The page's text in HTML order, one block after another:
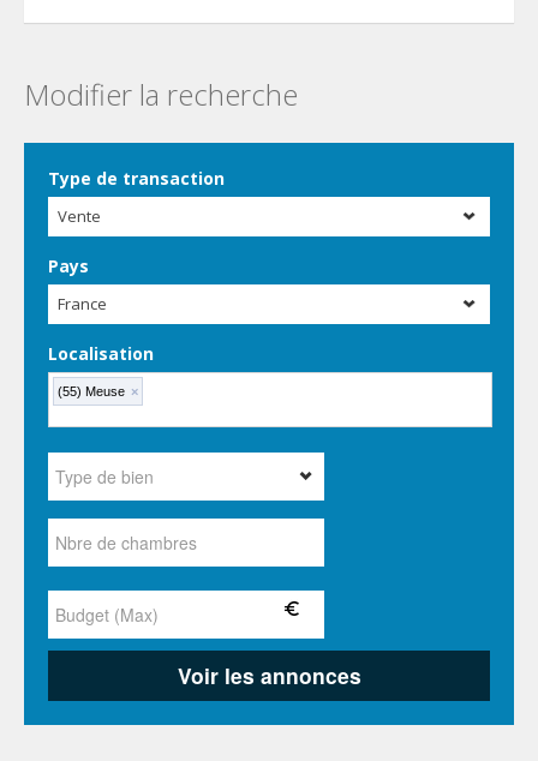
Modifier la recherche
Type de transaction
Vente
Pays
France
Localisation
(55) Meuse ×